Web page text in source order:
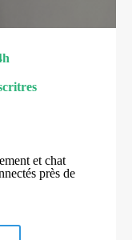
et chat
près de